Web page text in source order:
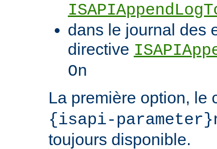
dans le journal des
directive
On
La première option, le
{isapi-
toujours disponible.